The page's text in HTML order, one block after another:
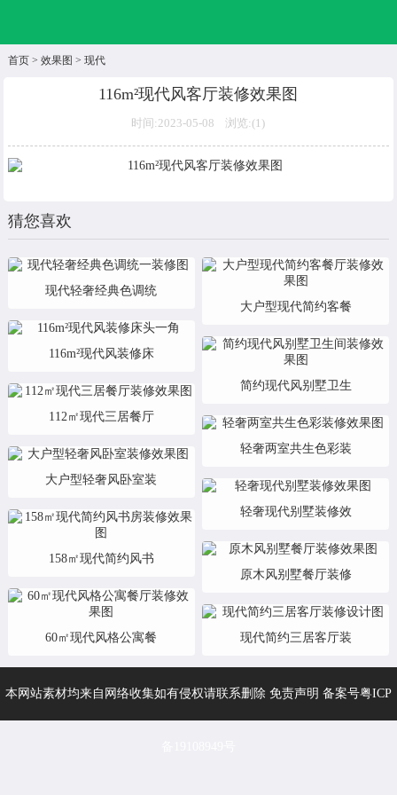
首页> 效果图 > 现代
116m²现代风客厅装修效果图
时间:2023-05-08 浏览:(1)
猜您喜欢
现代轻奢经典色调统
116m²现代风装修床
112㎡现代三居餐厅
大户型轻奢风卧室装
158㎡现代简约风书
60㎡现代风格公寓餐
大户型现代简约客餐
简约现代风别墅卫生
轻奢两室共生色彩装
轻奢现代别墅装修效
原木风别墅餐厅装修
现代简约三居客厅装
本网站素材均来自网络收集如有侵权请联系删除 免责声明 备案号粤ICP